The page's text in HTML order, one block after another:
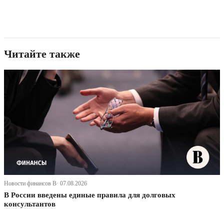
Читайте также
Новости финансов В· 07.08.2026
В России введены единые правила для долговых
консультантов